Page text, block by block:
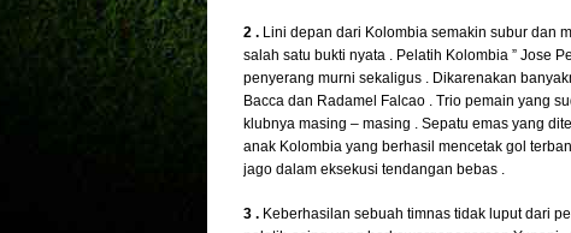
2 . Lini depan dari Kolombia semakin subur dan
salah satu bukti nyata . Pelatih Kolombia ” Jose
penyerang murni sekaligus . Dikarenakan
Bacca dan Radamel Falcao . Trio pemain yang
klubnya masing – masing . Sepatu emas yang
anak Kolombia yang berhasil mencetak gol
jago dalam eksekusi tendangan bebas .
3 . Keberhasilan sebuah timnas tidak luput dari